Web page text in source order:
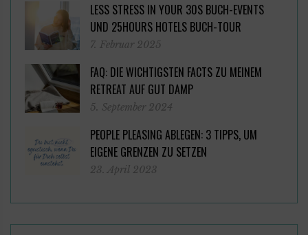
LESS STRESS IN YOUR 30S BUCH-EVENTS
UND 25HOURS HOTELS BUCH-TOUR
7. Februar 2025
FAQ: DIE WICHTIGSTEN FACTS ZU MEINEM
RETREAT AUF GUT DAMP
5. September 2024
PEOPLE PLEASING ABLEGEN: 3 TIPPS, UM
EIGENE GRENZEN ZU SETZEN
23. April 2023